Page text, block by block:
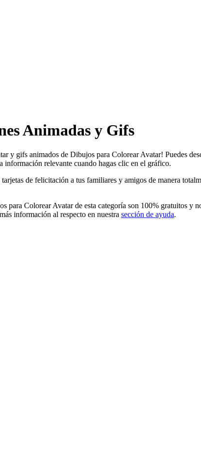
Animadas y Gifs
y gifs animados de Dibujos para Colorear Avatar! Puedes
información relevante cuando hagas clic en el gráfico.
de felicitación a tus familiares y amigos de manera
para Colorear Avatar de esta categoría son 100% gratuitos
información al respecto en nuestra sección de ayuda.